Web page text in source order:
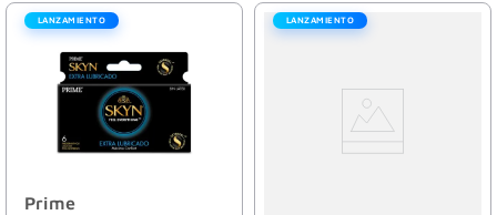
LANZAMIENTO
Prime
LANZAMIENTO